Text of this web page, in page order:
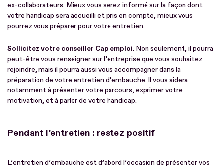
ex-collaborateurs. Mieux vous serez informé sur la façon dont
votre handicap sera accueilli et pris en compte, mieux vous
pourrez vous préparer pour votre entretien.
Sollicitez votre conseiller Cap emploi. Non seulement, il pourra
peut-être vous renseigner sur l’entreprise que vous souhaitez
rejoindre, mais il pourra aussi vous accompagner dans la
préparation de votre entretien d’embauche. Il vous aidera
notamment à présenter votre parcours, exprimer votre
motivation, et à parler de votre handicap.
Pendant l’entretien : restez positif
L’entretien d’embauche est d’abord l’occasion de présenter vos